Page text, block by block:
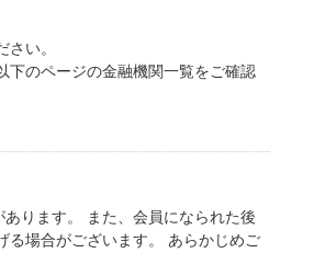
い。
のページの金融機関一覧をご確認
ります。 また、会員になられた後
る場合がございます。 あらかじめご